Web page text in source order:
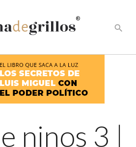
®
search
ninos 3 |